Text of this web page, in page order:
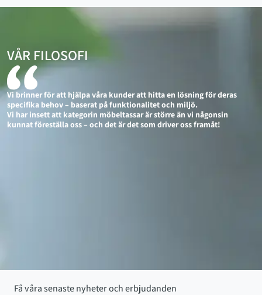
VÅR FILOSOFI
Vi brinner för att hjälpa våra kunder att hitta en lösning för deras
specifika behov – baserat på funktionalitet och miljö.
Vi har insett att kategorin möbeltassar är större än vi någonsin
kunnat föreställa oss – och det är det som driver oss framåt!
Få våra senaste nyheter och erbjudanden